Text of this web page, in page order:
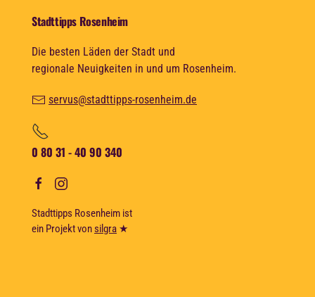
Stadttipps Rosenheim
Die besten Läden der Stadt und
regionale Neuigkeiten in und um Rosenheim.
servus@stadttipps-rosenheim.de
0 80 31 - 40 90 340
Stadttipps Rosenheim ist
ein Projekt von silgra ★